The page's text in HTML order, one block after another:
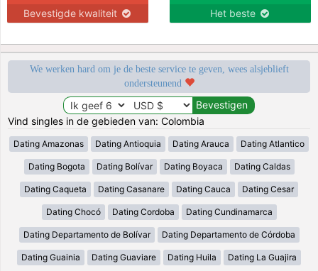
Bevestigde kwaliteit Het beste
We werken hard om je de beste service te geven, wees alsjeblieft
ondersteunend
Vind singles in de gebieden van: Colombia
Dating Amazonas Dating Antioquia Dating Arauca Dating Atlantico
Dating Bogota Dating Bolívar Dating Boyaca Dating Caldas
Dating Caqueta Dating Casanare Dating Cauca Dating Cesar
Dating Chocó Dating Cordoba Dating Cundinamarca
Dating Departamento de Bolívar Dating Departamento de Córdoba
Dating Guainia Dating Guaviare Dating Huila Dating La Guajira